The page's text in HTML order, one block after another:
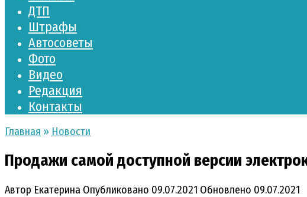
ДТП
Штрафы
Автосоветы
Фото
Видео
Редакция
Контакты
Главная » Новости
Продажи самой доступной версии
Автор Екатерина Опубликовано 09.07.2021 Обновлено 09.07.2021